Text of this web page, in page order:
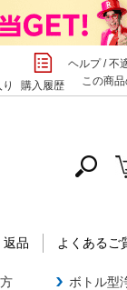
購入履歴
ヘルプ/不
この商
返品 よくあるご
ボトル型